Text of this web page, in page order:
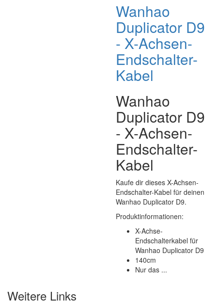
Wanhao
Duplicator D9
- X-Achsen-
Endschalter-
Kabel
Wanhao
Duplicator D9
- X-Achsen-
Endschalter-
Kabel
Kaufe dir dieses X-Achsen-
Endschalter-Kabel für deinen
Wanhao Duplicator D9.
Produktinformationen:
X-Achse-
Endschalterkabel für
Wanhao Duplicator D9
140cm
Nur das ...
Weitere Links